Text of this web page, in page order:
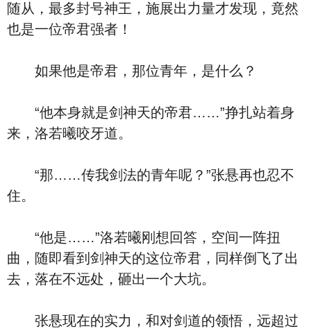
随从，最多封号神王，施展出力量才发现，竟然
也是一位帝君强者！
如果他是帝君，那位青年，是什么？
“他本身就是剑神天的帝君……”挣扎站着身
来，洛若曦咬牙道。
“那……传我剑法的青年呢？”张悬再也忍不
住。
“他是……”洛若曦刚想回答，空间一阵扭
曲，随即看到剑神天的这位帝君，同样倒飞了出
去，落在不远处，砸出一个大坑。
张悬现在的实力，和对剑道的领悟，远超过